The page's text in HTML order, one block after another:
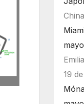
mayo
19